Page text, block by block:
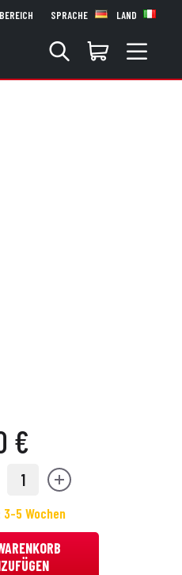
SPRACHE LAND
€
1
3-5 Wochen